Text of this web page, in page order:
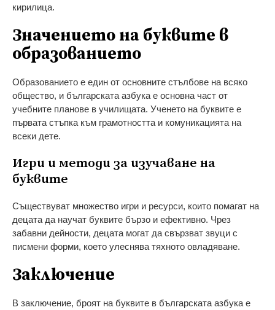
кирилица.
Значението на буквите в
образованието
Образованието е един от основните стълбове на всяко
общество, и българската азбука е основна част от
учебните планове в училищата. Ученето на буквите е
първата стъпка към грамотността и комуникацията на
всеки дете.
Игри и методи за изучаване на
буквите
Съществуват множество игри и ресурси, които помагат на
децата да научат буквите бързо и ефективно. Чрез
забавни дейности, децата могат да свързват звуци с
писмени форми, което улеснява тяхното овладяване.
Заключение
В заключение, броят на буквите в българската азбука е